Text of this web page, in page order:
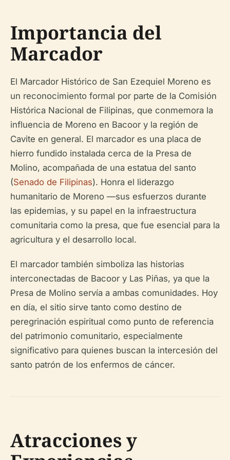
Importancia del
Marcador
El Marcador Histórico de San Ezequiel Moreno es
un reconocimiento formal por parte de la Comisión
Histórica Nacional de Filipinas, que conmemora la
influencia de Moreno en Bacoor y la región de
Cavite en general. El marcador es una placa de
hierro fundido instalada cerca de la Presa de
Molino, acompañada de una estatua del santo
(Senado de Filipinas). Honra el liderazgo
humanitario de Moreno —sus esfuerzos durante
las epidemias, y su papel en la infraestructura
comunitaria como la presa, que fue esencial para la
agricultura y el desarrollo local.
El marcador también simboliza las historias
interconectadas de Bacoor y Las Piñas, ya que la
Presa de Molino servía a ambas comunidades. Hoy
en día, el sitio sirve tanto como destino de
peregrinación espiritual como punto de referencia
del patrimonio comunitario, especialmente
significativo para quienes buscan la intercesión del
santo patrón de los enfermos de cáncer.
Atracciones y